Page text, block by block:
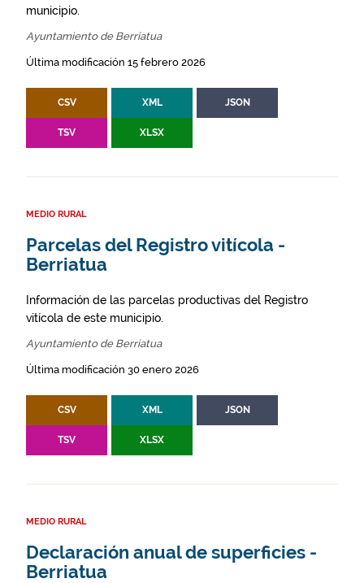
municipio.
Ayuntamiento de Berriatua
Última modificación 15 febrero 2026
CSV XML JSON
TSV XLSX
MEDIO RURAL
Parcelas del Registro vitícola -
Berriatua
Información de las parcelas productivas del Registro
vitícola de este municipio.
Ayuntamiento de Berriatua
Última modificación 30 enero 2026
CSV XML JSON
TSV XLSX
MEDIO RURAL
Declaración anual de superficies -
Berriatua